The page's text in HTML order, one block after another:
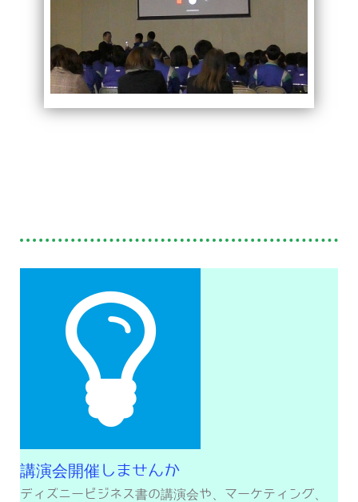
講演会開催しませんか
ディズニービジネス書の講演会や、マーケティング、